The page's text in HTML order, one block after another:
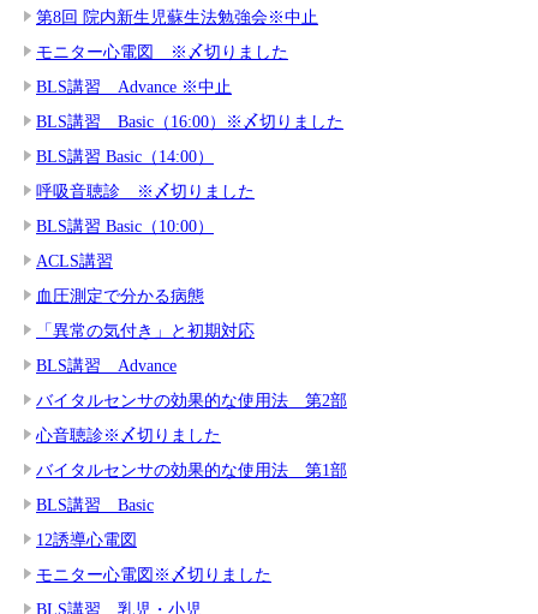
第8回 院内新生児蘇生法勉強会※中止
モニター心電図 ※〆切りました
BLS講習 Advance ※中止
BLS講習 Basic（16:00）※〆切りました
BLS講習 Basic（14:00）
呼吸音聴診 ※〆切りました
BLS講習 Basic（10:00）
ACLS講習
血圧測定で分かる病態
「異常の気付き」と初期対応
BLS講習 Advance
バイタルセンサの効果的な使用法 第2部
心音聴診※〆切りました
バイタルセンサの効果的な使用法 第1部
BLS講習 Basic
12誘導心電図
モニター心電図※〆切りました
BLS講習 乳児・小児